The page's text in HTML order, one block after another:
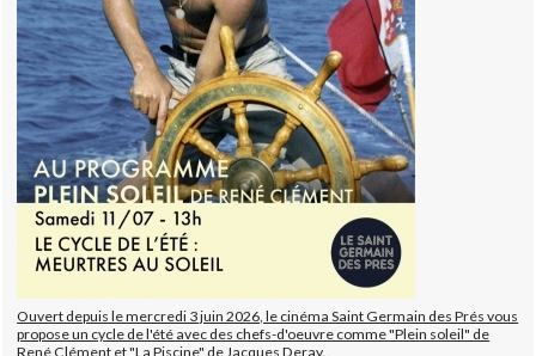
Ouvert depuis le mercredi 3 juin 2026, le cinéma Saint Germain des Prés vous
propose un cycle de l'été avec des chefs-d'oeuvre comme "Plein soleil" de
René Clément et "La Piscine" de Jacques Deray.